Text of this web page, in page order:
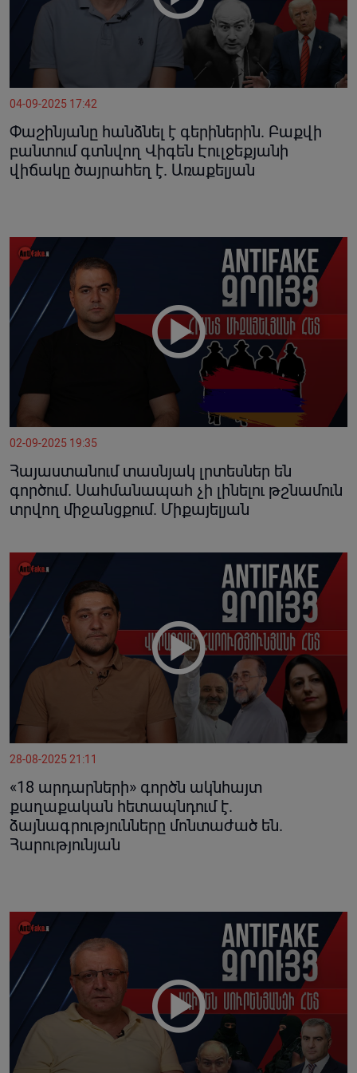
04-09-2025 17:42
Փաշինյանը հանձնել է գերիներին. Բաքվի
բանտում գտնվող Վիգեն Էուլջեքյանի
վիճակը ծայրահեղ է. Առաքելյան
02-09-2025 19:35
Հայաստանում տասնյակ լրտեսներ են
գործում. Սահմանապահ չի լինելու թշնամուն
տրվող միջանցքում. Միքայելյան
28-08-2025 21:11
«18 արդարների» գործն ակնհայտ
քաղաքական հետապնդում է.
ձայնագրությունները մոնտաժած են.
Հարությունյան